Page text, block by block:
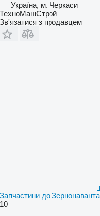
Україна, м. Черкаси
ТехноМашСтрой
Зв'язатися з продавцем
Запчастини до
10